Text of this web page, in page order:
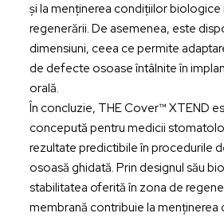
și la menținerea condițiilor biologice
regenerării. De asemenea, este
dimensiuni, ceea ce permite
de defecte osoase întâlnite în
orală.
În concluzie, THE Cover™ XTEND
concepută pentru medicii
rezultate predictibile în procedurile
osoasă ghidată. Prin designul său
stabilitatea oferită în zona de
membrană contribuie la menținerea